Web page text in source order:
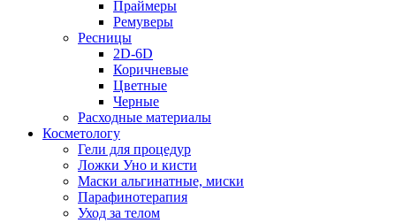
Праймеры
Ремуверы
Ресницы
2D-6D
Коричневые
Цветные
Черные
Расходные материалы
Косметологу
Гели для процедур
Ложки Уно и кисти
Маски альгинатные, миски
Парафинотерапия
Уход за телом